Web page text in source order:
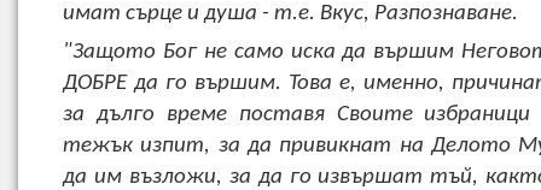
имат сърце и душа - т.е. Вкус, Разпознаване.
"Защото Бог не само иска да вършим
ДОБРЕ да го вършим. Това е, именно,
за дълго време поставя Своите
тежък изпит, за да привикнат на Делото
да им възложи, за да го извършат тъй,